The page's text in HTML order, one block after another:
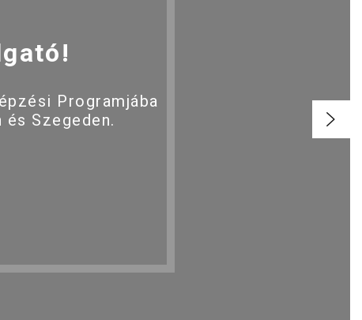
Programjába
Szegeden.